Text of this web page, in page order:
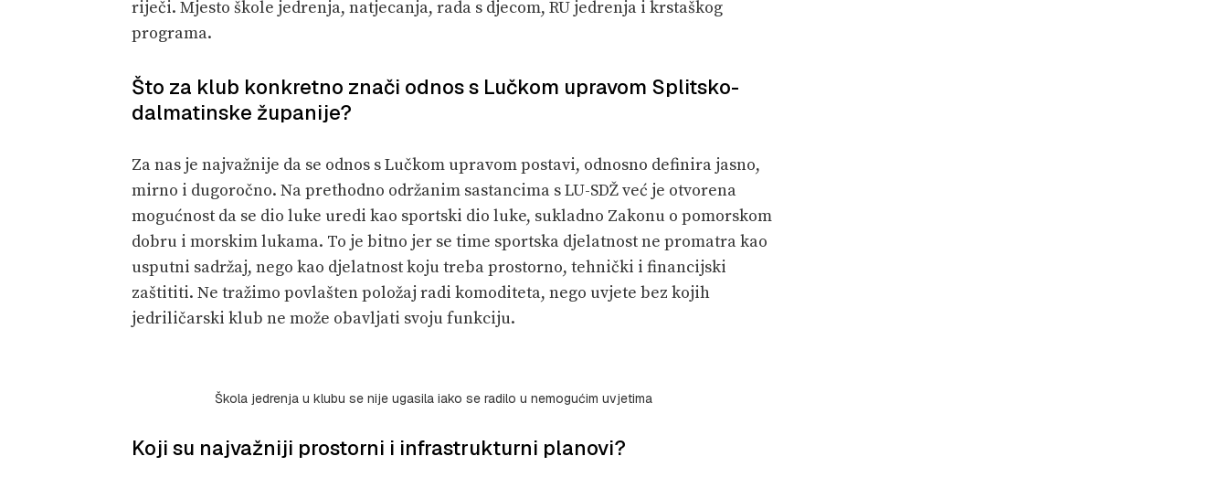
riječi. Mjesto škole jedrenja, natjecanja, rada s djecom, RU jedrenja i krstaškog
programa.
Što za klub konkretno znači odnos s Lučkom upravom Splitsko-
dalmatinske županije?
Za nas je najvažnije da se odnos s Lučkom upravom postavi, odnosno definira jasno,
mirno i dugoročno. Na prethodno održanim sastancima s LU-SDŽ već je otvorena
mogućnost da se dio luke uredi kao sportski dio luke, sukladno Zakonu o pomorskom
dobru i morskim lukama. To je bitno jer se time sportska djelatnost ne promatra kao
usputni sadržaj, nego kao djelatnost koju treba prostorno, tehnički i financijski
zaštititi. Ne tražimo povlašten položaj radi komoditeta, nego uvjete bez kojih
jedriličarski klub ne može obavljati svoju funkciju.
Škola jedrenja u klubu se nije ugasila iako se radilo u nemogućim uvjetima
Koji su najvažniji prostorni i infrastrukturni planovi?